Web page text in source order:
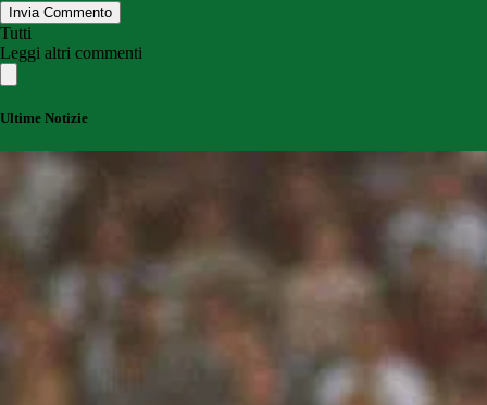
Invia Commento
Tutti
Leggi altri commenti
Ultime Notizie